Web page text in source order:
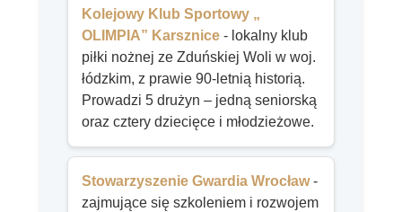
Kolejowy Klub Sportowy „
OLIMPIA” Karsznice - lokalny klub
piłki nożnej ze Zduńskiej Woli w woj.
łódzkim, z prawie 90-letnią historią.
Prowadzi 5 drużyn – jedną seniorską
oraz cztery dziecięce i młodzieżowe.
Stowarzyszenie Gwardia Wrocław-
zajmujące się szkoleniem i rozwojem